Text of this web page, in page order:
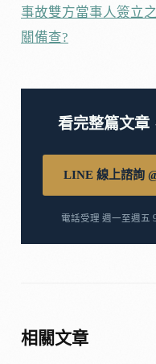
事故雙方當事人簽立
關備查?
看完整篇文章
LINE 線上諮詢
電話受理 週一至週五
相關文章